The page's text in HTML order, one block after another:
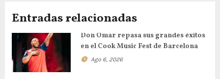
Entradas relacionadas
Don Omar repasa sus grandes éxitos
en el Cook Music Fest de Barcelona
Ago 6, 2026